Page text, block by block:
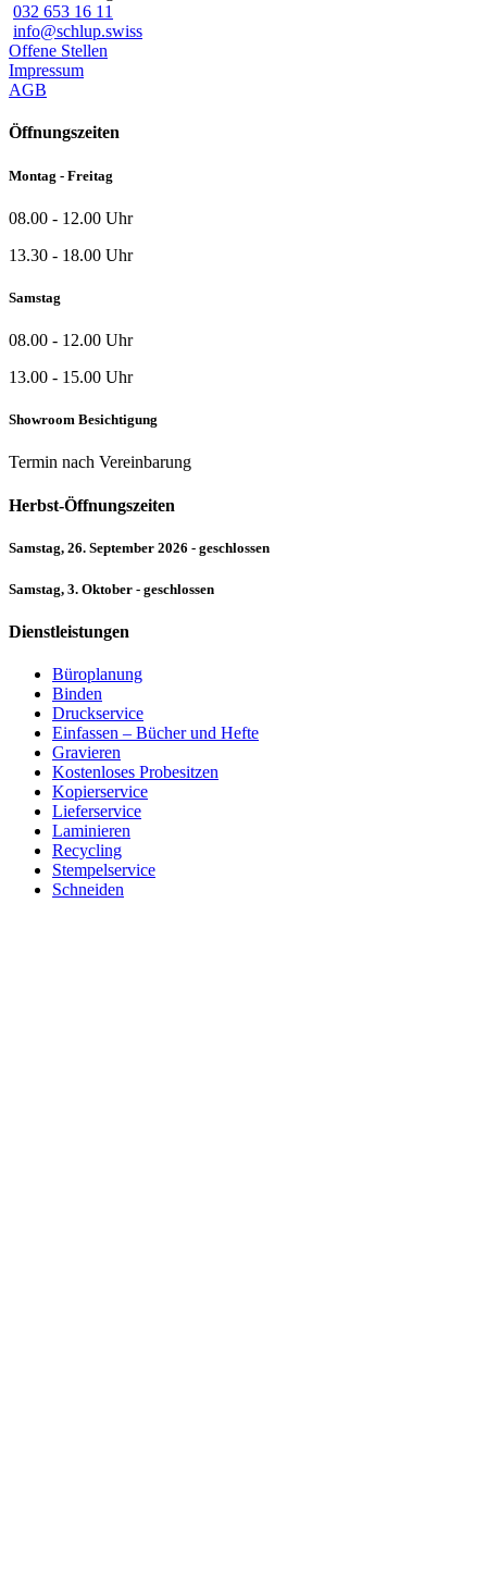
032 653 16 11
info@schlup.swiss
Offene Stellen
Impressum
AGB
Öffnungszeiten
Montag - Freitag
08.00 - 12.00 Uhr
13.30 - 18.00 Uhr
Samstag
08.00 - 12.00 Uhr
13.00 - 15.00 Uhr
Showroom Besichtigung
Termin nach Vereinbarung
Herbst-Öffnungszeiten
Samstag, 26. September 2026 - geschlossen
Samstag, 3. Oktober - geschlossen
Dienstleistungen
Büroplanung
Binden
Druckservice
Einfassen – Bücher und Hefte
Gravieren
Kostenloses Probesitzen
Kopierservice
Lieferservice
Laminieren
Recycling
Stempelservice
Schneiden